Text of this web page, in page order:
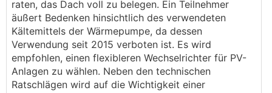
raten, das Dach voll zu belegen. Ein Teilnehmer
äußert Bedenken hinsichtlich des verwendeten
Kältemittels der Wärmepumpe, da dessen
Verwendung seit 2015 verboten ist. Es wird
empfohlen, einen flexibleren Wechselrichter für PV-
Anlagen zu wählen. Neben den technischen
Ratschlägen wird auf die Wichtigkeit einer